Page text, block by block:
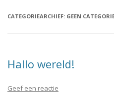
CATEGORIEARCHIEF: GEEN
Hallo wereld!
Geef een reactie